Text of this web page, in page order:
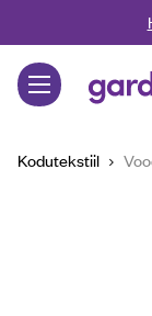
Liigu edasi põhisisu
Kodutekstiil